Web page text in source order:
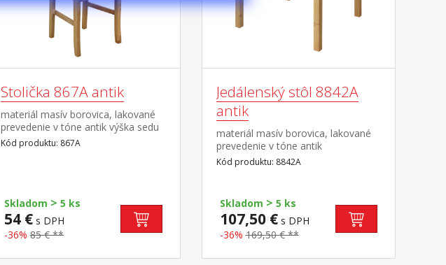
Stolička 867A antik
materiál masív borovica, lakované
prevedenie v tóne antik výška sedu
45,5 cm
Kód produktu: 867A
Skladom > 5 ks
54 € s DPH
-36% 85 € **
Jedálenský stôl 8842A
antik
materiál masív borovica, lakované
prevedenie v tóne antik
Kód produktu: 8842A
Skladom > 5 ks
107,50 €s DPH
-36% 169,50 € **